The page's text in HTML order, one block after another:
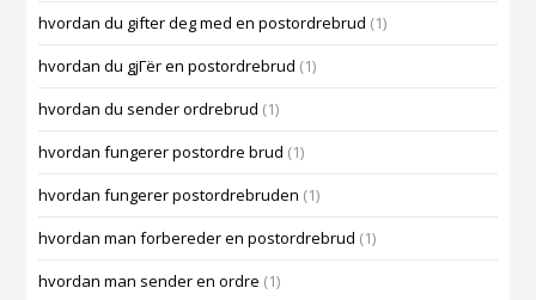
hvordan du gifter deg med en postordrebrud (1)
hvordan du gjГёr en postordrebrud (1)
hvordan du sender ordrebrud (1)
hvordan fungerer postordre brud (1)
hvordan fungerer postordrebruden (1)
hvordan man forbereder en postordrebrud (1)
hvordan man sender en ordre (1)